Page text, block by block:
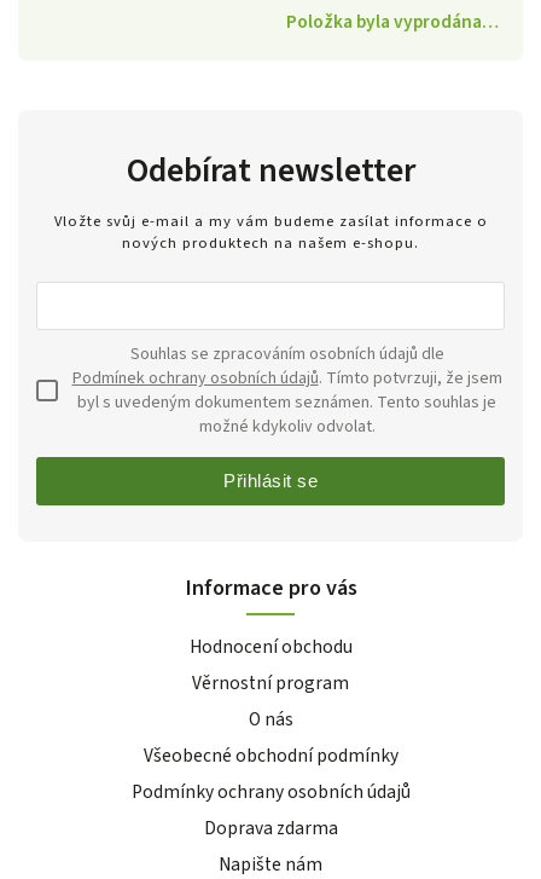
Položka byla vyprodána…
Odebírat newsletter
Vložte svůj e-mail a my vám budeme zasílat informace o
nových produktech na našem e-shopu.
Podmínek ochrany osobních údajů. Tímto potvrzuji, že jsem
byl s uvedeným dokumentem seznámen. Tento souhlas je
možné kdykoliv odvolat.
Přihlásit se
Informace pro vás
Hodnocení obchodu
Věrnostní program
O nás
Všeobecné obchodní podmínky
Podmínky ochrany osobních údajů
Doprava zdarma
Napište nám